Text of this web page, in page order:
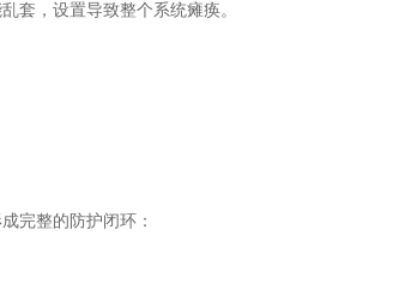
套，设置导致整个系统瘫痪。
完整的防护闭环：